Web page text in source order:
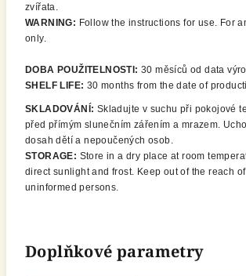
zvířata.
WARNING: Follow the instructions for use. For
only.
DOBA POUŽITELNOSTI: 30 měsíců od data
SHELF LIFE: 30 months from the date of
SKLADOVÁNÍ: Skladujte v suchu při pokojové
před přímým slunečním zářením a mrazem.
dosah dětí a nepoučených osob.
STORAGE: Store in a dry place at room
direct sunlight and frost. Keep out of the reach
uninformed persons.
Doplňkové parametry